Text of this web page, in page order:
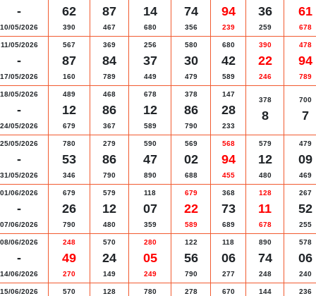
-
10/05/2026
62
390
87
467
14
680
74
356
94
239
36
259
61
678
11/05/2026
-
17/05/2026
567
87
160
369
84
789
256
37
449
580
30
479
680
42
589
390
22
246
478
94
789
18/05/2026
-
24/05/2026
489
12
679
468
86
367
678
12
589
378
86
790
147
28
233
378
8
700
7
25/05/2026
-
31/05/2026
780
53
346
279
86
790
590
47
890
569
02
688
568
94
455
579
12
480
479
09
469
01/06/2026
-
07/06/2026
679
26
790
579
12
480
118
07
359
679
22
589
368
73
689
128
11
678
267
52
255
08/06/2026
-
14/06/2026
248
49
270
570
24
149
280
05
249
122
56
790
118
06
277
890
74
248
578
06
240
15/06/2026 570 128 780 278 670 144 236